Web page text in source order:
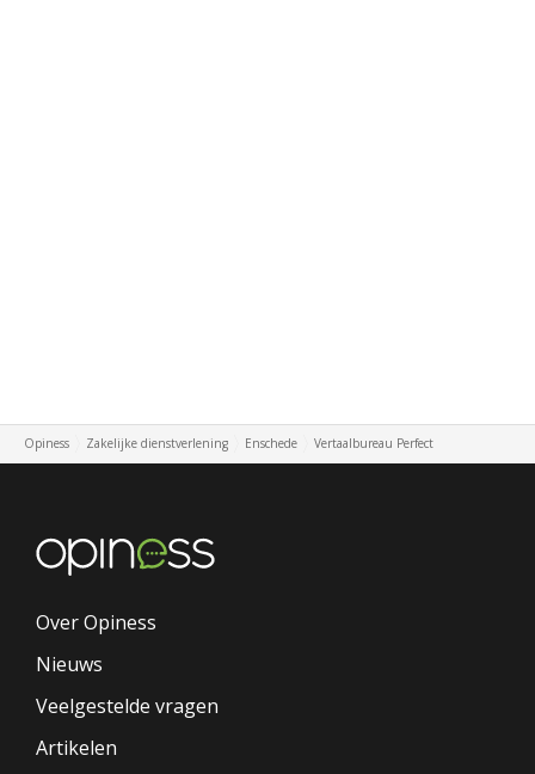
Opiness Zakelijke dienstverlening Enschede Vertaalbureau Perfect
Over Opiness
Nieuws
Veelgestelde vragen
Artikelen